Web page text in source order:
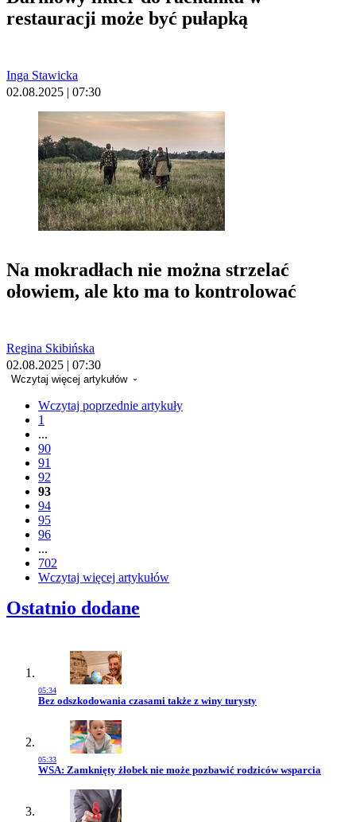
restauracji może być pułapką
Inga Stawicka
02.08.2025 | 07:30
Na mokradłach nie można strzelać
ołowiem, ale kto ma to kontrolować
Regina Skibińska
02.08.2025 | 07:30
Wczytaj więcej artykułów
Wczytaj poprzednie artykuły
1
...
90
91
92
93
94
95
96
...
702
Wczytaj więcej artykułów
Ostatnio dodane
05:34
Przejdź do artykułu:
Bez odszkodowania czasami także z winy turysty
05:33
Przejdź do artykułu:
WSA: Zamknięty żłobek nie może pozbawić rodziców wsparcia